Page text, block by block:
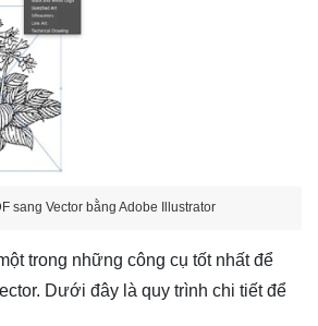
sang Vector bằng Adobe Illustrator
trong những công cụ tốt nhất để
Dưới đây là quy trình chi tiết để